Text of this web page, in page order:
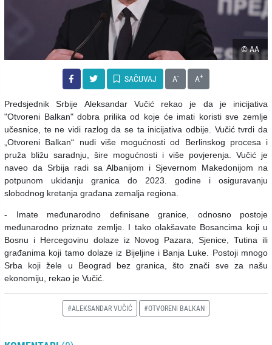
© AA
SAČUVAJ A- A+
Predsjednik Srbije Aleksandar Vučić rekao je da je inicijativa
"Otvoreni Balkan" dobra prilika od koje će imati koristi sve zemlje
učesnice, te ne vidi razlog da se ta inicijativa odbije. Vučić tvrdi da
„Otvoreni Balkan“ nudi više mogućnosti od Berlinskog procesa i
pruža bližu saradnju, šire mogućnosti i više povjerenja. Vučić je
naveo da Srbija radi sa Albanijom i Sjevernom Makedonijom na
potpunom ukidanju granica do 2023. godine i osiguravanju
slobodnog kretanja građana zemalja regiona.
- Imate međunarodno definisane granice, odnosno postoje
međunarodno priznate zemlje. I tako olakšavate Bosancima koji u
Bosnu i Hercegovinu dolaze iz Novog Pazara, Sjenice, Tutina ili
građanima koji tamo dolaze iz Bijeljine i Banja Luke. Postoji mnogo
Srba koji žele u Beograd bez granica, što znači sve za našu
ekonomiju, rekao je Vučić.
#ALEKSANDAR VUČIĆ #OTVORENI BALKAN